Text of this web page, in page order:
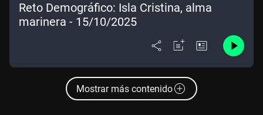
Reto Demográfico: Isla Cristina, alma
marinera - 15/10/2025
Mostrar más contenido